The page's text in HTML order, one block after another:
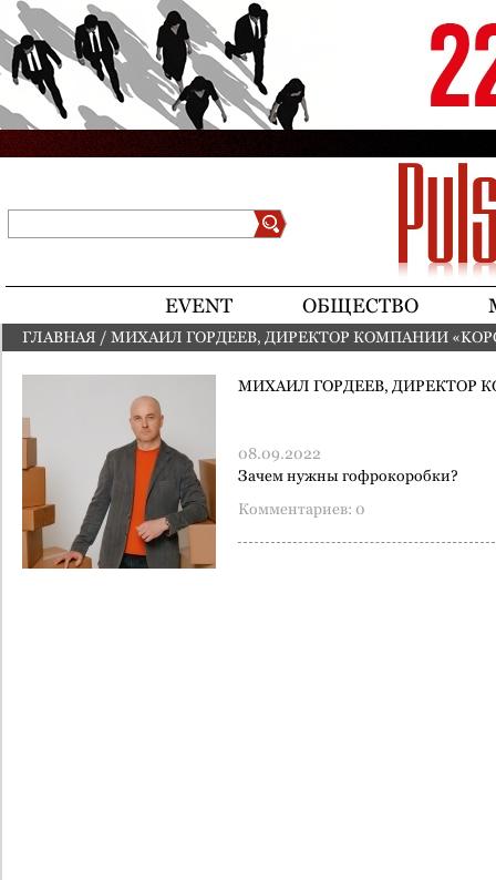
Jump to navigation
EVENT ОБЩЕСТВО
ВЫ ЗДЕСЬ
ГЛАВНАЯ / МИХАИЛ ГОРДЕЕВ, ДИРЕКТОР КОМПАНИИ
МИХАИЛ ГОРДЕЕВ, ДИРЕКТОР
08.09.2022
Зачем нужны гофро­коробки?
Комментариев: 0